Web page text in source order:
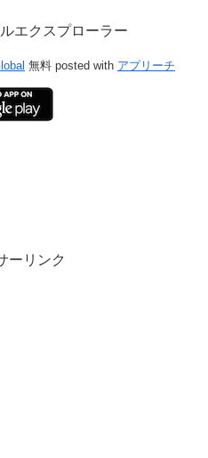
エクスプローラー
無料 posted with アプリーチ
ーリンク